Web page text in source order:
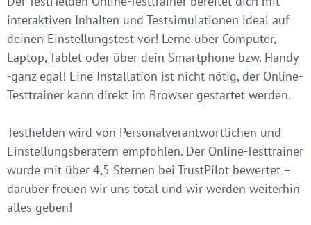
interaktiven Inhalten und Testsimulationen ideal auf
deinen Einstellungstest vor! Lerne über Computer,
Laptop, Tablet oder über dein Smartphone bzw. Handy
-ganz egal! Eine Installation ist nicht nötig, der Online-
Testtrainer kann direkt im Browser gestartet werden.
Testhelden wird von Personalverantwortlichen und
Einstellungsberatern empfohlen. Der Online-Testtrainer
wurde mit über 4,5 Sternen bei TrustPilot bewertet –
darüber freuen wir uns total und wir werden weiterhin
alles geben!